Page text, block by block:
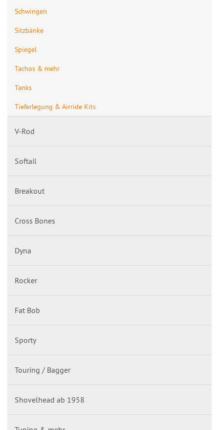
Schwingen
Sitzbänke
Spiegel
Tachos & mehr
Tanks
Tieferlegung & Airride Kits
V-Rod
Softail
Breakout
Cross Bones
Dyna
Rocker
Fat Bob
Sporty
Touring / Bagger
Shovelhead ab 1958